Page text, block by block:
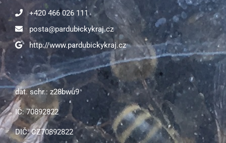
+420 466 026 111
posta@pardubickykraj.cz
http://www.pardubickykraj.cz
dat. schr.: z28bwu9
IČ: 70892822
DIČ: CZ70892822